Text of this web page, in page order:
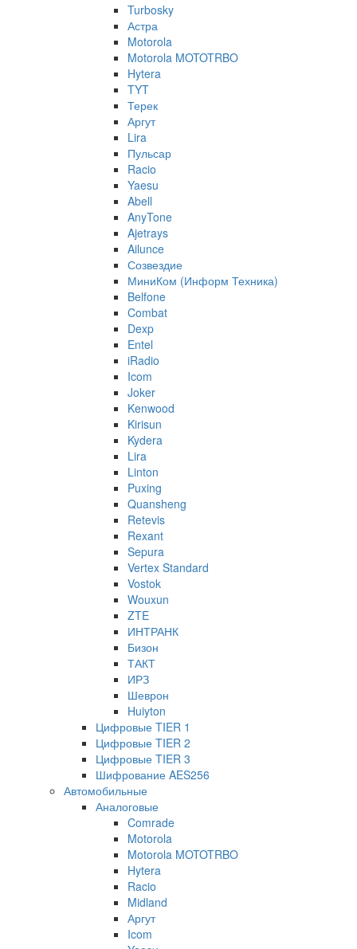
Turbosky
Астра
Motorola
Motorola MOTOTRBO
Hytera
TYT
Терек
Аргут
Lira
Пульсар
Racio
Yaesu
Abell
AnyTone
Ajetrays
Ailunce
Созвездие
МиниКом (Информ Техника)
Belfone
Combat
Dexp
Entel
iRadio
Icom
Joker
Kenwood
Kirisun
Kydera
Lira
Linton
Puxing
Quansheng
Retevis
Rexant
Sepura
Vertex Standard
Vostok
Wouxun
ZTE
ИНТРАНК
Бизон
ТАКТ
ИРЗ
Шеврон
Huiyton
Цифровые TIER 1
Цифровые TIER 2
Цифровые TIER 3
Шифрование AES256
Автомобильные
Аналоговые
Comrade
Motorola
Motorola MOTOTRBO
Hytera
Racio
Midland
Аргут
Icom